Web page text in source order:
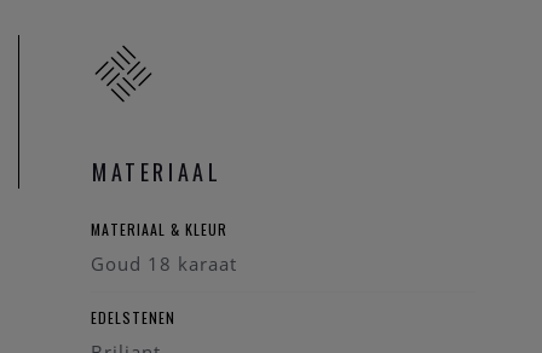
MATERIAAL
MATERIAAL & KLEUR
Goud 18 karaat
EDELSTENEN